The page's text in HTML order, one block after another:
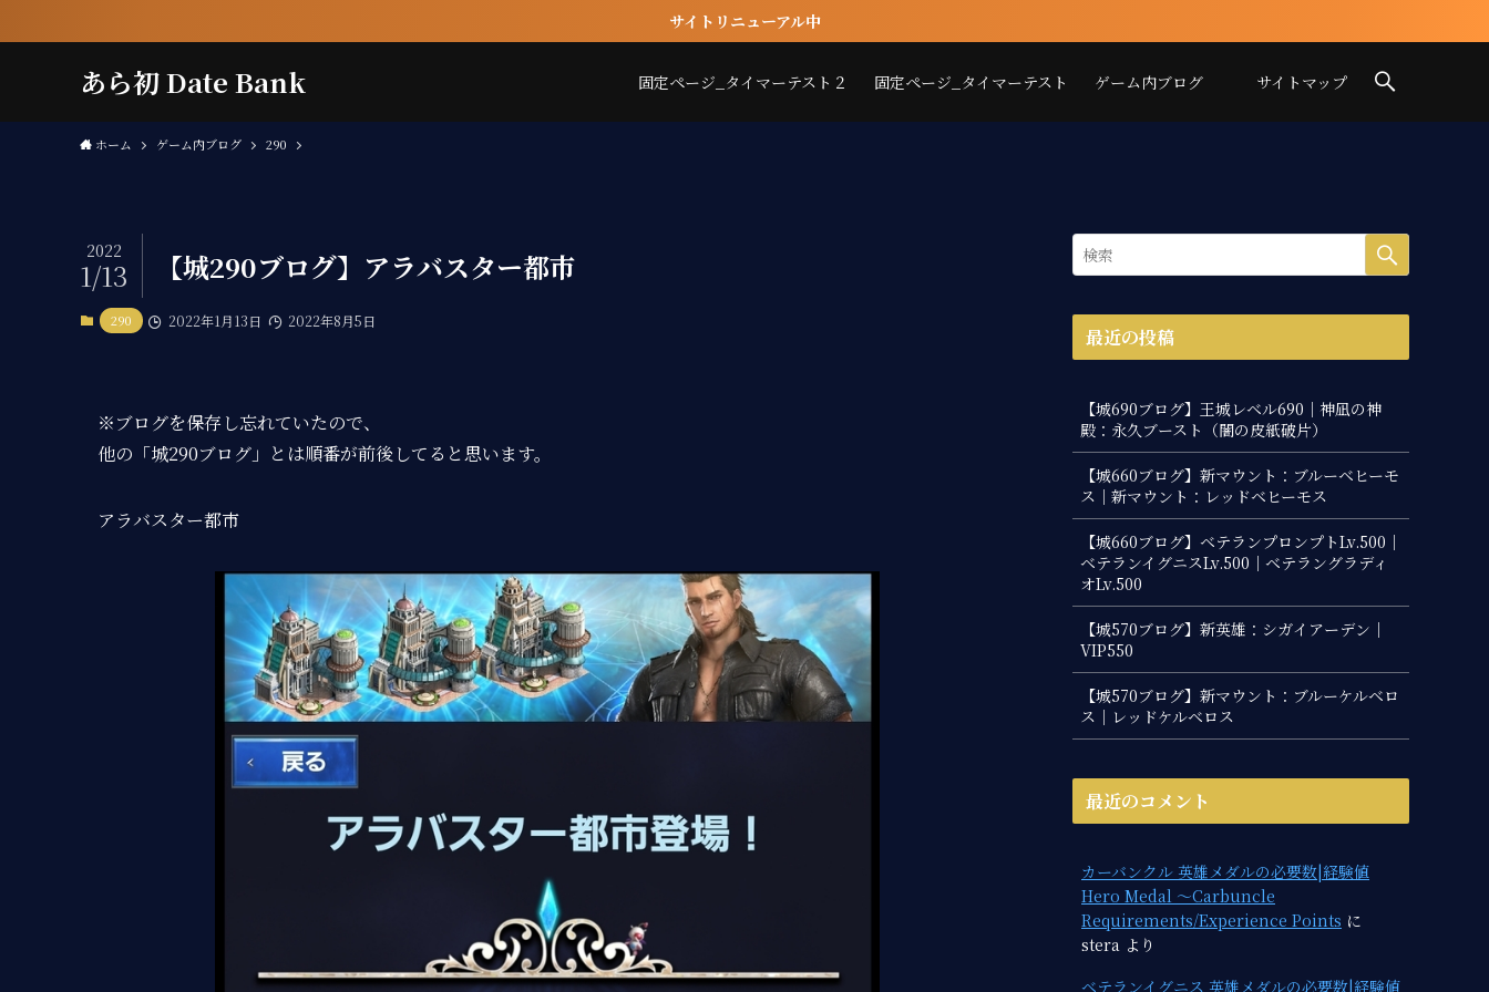
サイトリニューアル中
あら初 Date Bank 固定ページ_タイマーテスト２ 固定ページ_タイマーテスト ゲーム内ブログ サイトマップ
ホーム ゲーム内ブログ 290
【城290ブログ】アラバスター都市
2022
1/13
290 2022年1月13日 2022年8月5日
※ブログを保存し忘れていたので、
他の「城290ブログ」とは順番が前後してると思います。
アラバスター都市
最近の投稿
【城690ブログ】王城レベル690｜神凪の神
殿：永久ブースト（闇の皮紙破片）
【城660ブログ】新マウント：ブルーベヒーモ
ス｜新マウント：レッドベヒーモス
【城660ブログ】ベテランプロンプトLv.500｜
ベテランイグニスLv.500｜ベテラングラディ
オLv.500
【城570ブログ】新英雄：シガイアーデン｜
VIP550
【城570ブログ】新マウント：ブルーケルベロ
ス｜レッドケルベロス
最近のコメント
カーバンクル 英雄メダルの必要数|経験値
Hero Medal ～Carbuncle
Requirements/Experience Points に
stera より
ベテランイグニス 英雄メダルの必要数|経験値